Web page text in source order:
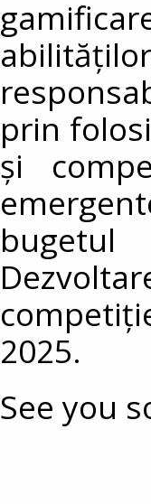
prin
și
2025.
See you